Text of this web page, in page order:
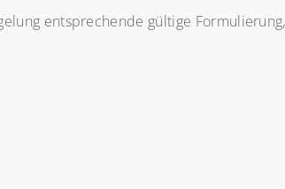
entsprechende gültige Formulierung,